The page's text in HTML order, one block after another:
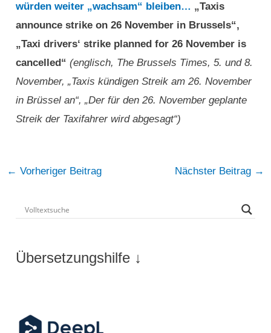
würden weiter „wachsam“ bleiben… „Taxis
announce strike on 26 November in Brussels“,
„Taxi drivers‘ strike planned for 26 November is
cancelled“(englisch, The Brussels Times, 5. und 8.
November, „Taxis kündigen Streik am 26. November
in Brüssel an“, „Der für den 26. November geplante
Streik der Taxifahrer wird abgesagt“)
Post
← Vorheriger Beitrag Nächster Beitrag →
Übersetzungshilfe ↓